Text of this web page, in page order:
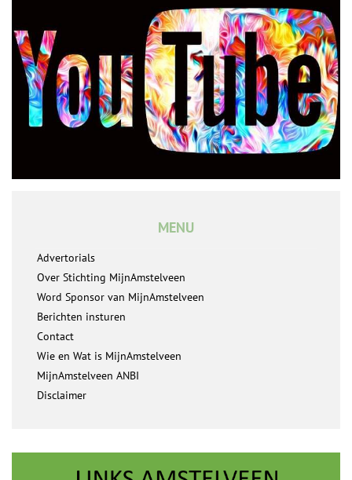
MENU
Advertorials
Over Stichting MijnAmstelveen
Word Sponsor van MijnAmstelveen
Berichten insturen
Contact
Wie en Wat is MijnAmstelveen
MijnAmstelveen ANBI
Disclaimer